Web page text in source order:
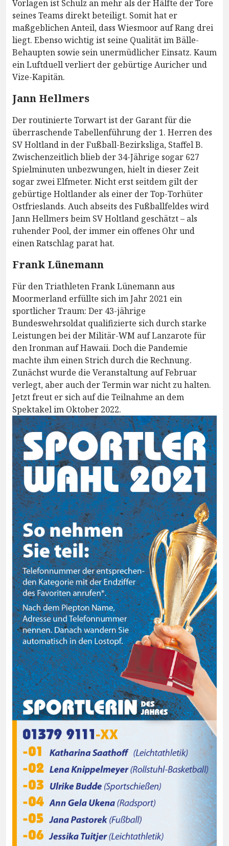
Vorlagen ist Schulz an mehr als der Hälfte der Tore
seines Teams direkt beteiligt. Somit hat er
maßgeblichen Anteil, dass Wiesmoor auf Rang drei
liegt. Ebenso wichtig ist seine Qualität im Bälle-
Behaupten sowie sein unermüdlicher Einsatz. Kaum
ein Luftduell verliert der gebürtige Auricher und
Vize-Kapitän.
Jann Hellmers
Der routinierte Torwart ist der Garant für die
überraschende Tabellenführung der 1. Herren des
SV Holtland in der Fußball-Bezirksliga, Staffel B.
Zwischenzeitlich blieb der 34-Jährige sogar 627
Spielminuten unbezwungen, hielt in dieser Zeit
sogar zwei Elfmeter. Nicht erst seitdem gilt der
gebürtige Holtlander als einer der Top-Torhüter
Ostfrieslands. Auch abseits des Fußballfeldes wird
Jann Hellmers beim SV Holtland geschätzt – als
ruhender Pool, der immer ein offenes Ohr und
einen Ratschlag parat hat.
Frank Lünemann
Für den Triathleten Frank Lünemann aus
Moormerland erfüllte sich im Jahr 2021 ein
sportlicher Traum: Der 43-jährige
Bundeswehrsoldat qualifizierte sich durch starke
Leistungen bei der Militär-WM auf Lanzarote für
den Ironman auf Hawaii. Doch die Pandemie
machte ihm einen Strich durch die Rechnung.
Zunächst wurde die Veranstaltung auf Februar
verlegt, aber auch der Termin war nicht zu halten.
Jetzt freut er sich auf die Teilnahme an dem
Spektakel im Oktober 2022.